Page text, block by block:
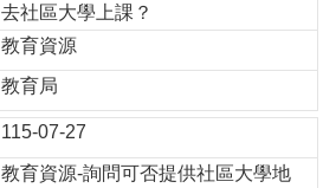
去社區大學上課？
教育資源
教育局
115-07-27
教育資源-詢問可否提供社區大學地